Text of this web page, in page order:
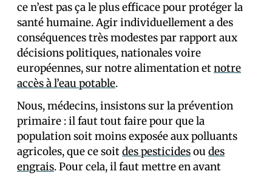
ce n’est pas ça le plus efficace pour protéger la
santé humaine. Agir individuellement a des
conséquences très modestes par rapport aux
décisions politiques, nationales voire
européennes, sur notre alimentation etnotre
accès à l’eau potable.
Nous, médecins, insistons sur la prévention
primaire : il faut tout faire pour que la
population soit moins exposée aux polluants
agricoles, que ce soitdes pesticidesou des
engrais. Pour cela, il faut mettre en avant